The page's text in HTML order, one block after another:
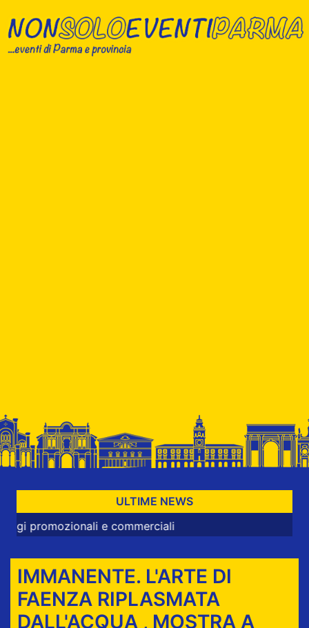
ULTIME NEWS
e commerciali
IMMANENTE. L'ARTE DI
FAENZA RIPLASMATA
DALL'ACQUA , MOSTRA A